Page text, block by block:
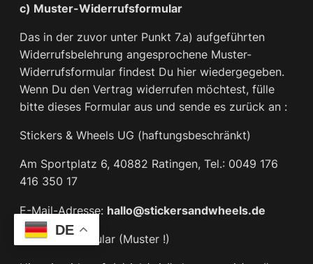
c) Muster-Widerrufsformular
Das in der zuvor unter Punkt 7.a) aufgeführten
Widerrufsbelehrung angesprochene Muster-
Widerrufsformular findest Du hier wiedergegeben.
Wenn Du den Vertrag widerrufen möchtest, fülle
bitte dieses Formular aus und sende es zurück an :
Stickers & Wheels UG (haftungsbeschränkt)
Am Sportplatz 6, 40882 Ratingen, Tel.: 0049 176
416 350 17
E-Mail-Adresse: hallo@stickersandwheels.de
Widerrufsformular (Muster !)
DE